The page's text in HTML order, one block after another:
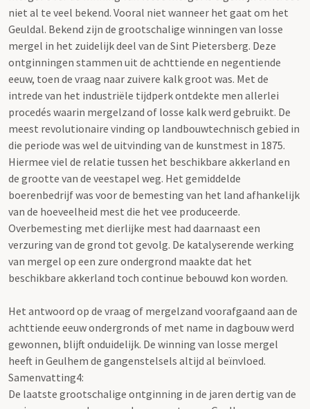
niet al te veel bekend. Vooral niet wanneer het gaat om het
Geuldal. Bekend zijn de grootschalige winningen van losse
mergel in het zuidelijk deel van de Sint Pietersberg. Deze
ontginningen stammen uit de achttiende en negentiende
eeuw, toen de vraag naar zuivere kalk groot was. Met de
intrede van het industriële tijdperk ontdekte men allerlei
procedés waarin mergelzand of losse kalk werd gebruikt. De
meest revolutionaire vinding op landbouwtechnisch gebied in
die periode was wel de uitvinding van de kunstmest in 1875.
Hiermee viel de relatie tussen het beschikbare akkerland en
de grootte van de veestapel weg. Het gemiddelde
boerenbedrijf was voor de bemesting van het land afhankelijk
van de hoeveelheid mest die het vee produceerde.
Overbemesting met dierlijke mest had daarnaast een
verzuring van de grond tot gevolg. De katalyserende werking
van mergel op een zure ondergrond maakte dat het
beschikbare akkerland toch continue bebouwd kon worden.
Het antwoord op de vraag of mergelzand voorafgaand aan de
achttiende eeuw ondergronds of met name in dagbouw werd
gewonnen, blijft onduidelijk. De winning van losse mergel
heeft in Geulhem de gangenstelsels altijd al beïnvloed.
Samenvatting4:
De laatste grootschalige ontginning in de jaren dertig van de